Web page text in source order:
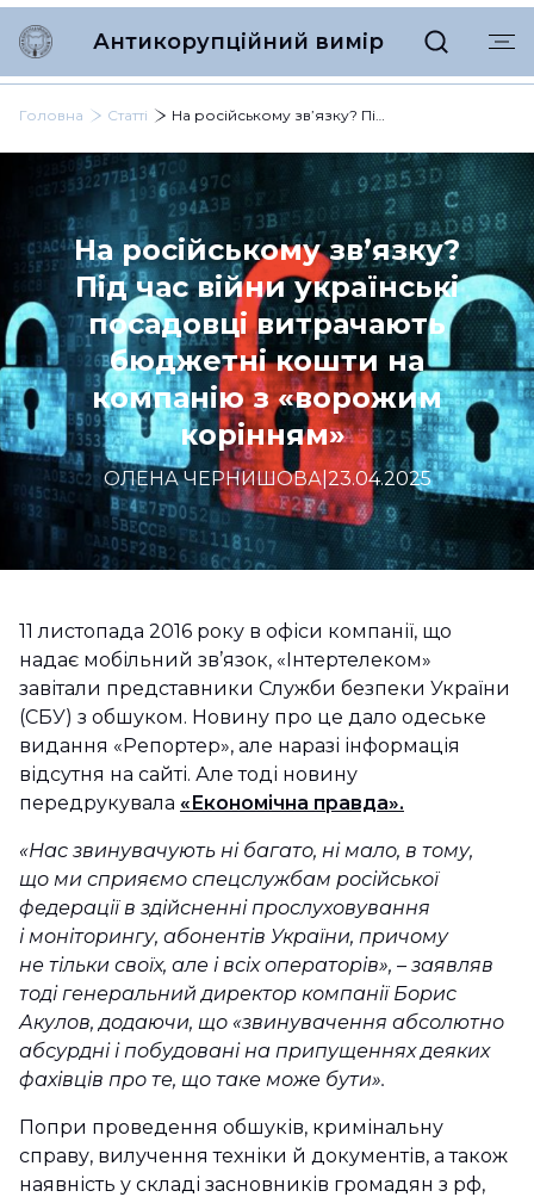
Антикорупційний вимір
Головна Статті На російському зв’язку? Під час війни українські посадовці витрачають бюджетні кошти на компанію з «ворожим корінням»
На російському зв’язку?
Під час війни українські
посадовці витрачають
бюджетні кошти на
компанію з «ворожим
корінням»
ОЛЕНА ЧЕРНИШОВА|23.04.2025
11 листопада 2016 року в офіси компанії, що
надає мобільний зв’язок, «Інтертелеком»
завітали представники Служби безпеки України
(СБУ) з обшуком. Новину про це дало одеське
видання «Репортер», але наразі інформація
відсутня на сайті. Але тоді новину
передрукувала «Економічна правда».
«Нас звинувачують ні багато, ні мало, в тому,
що ми сприяємо спецслужбам російської
федерації в здійсненні прослуховування
і моніторингу, абонентів України, причому
не тільки своїх, але і всіх операторів», – заявляв
тоді генеральний директор компанії Борис
Акулов, додаючи, що «звинувачення абсолютно
абсурдні і побудовані на припущеннях деяких
фахівців про те, що таке може бути».
Попри проведення обшуків, кримінальну
справу, вилучення техніки й документів, а також
наявність у складі засновників громадян з рф,